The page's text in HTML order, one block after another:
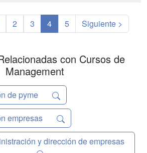
marketing, el marketing m...
2 3 4 5 Siguiente >
con Cursos de
Management
de pyme
empresas
y dirección de empresas